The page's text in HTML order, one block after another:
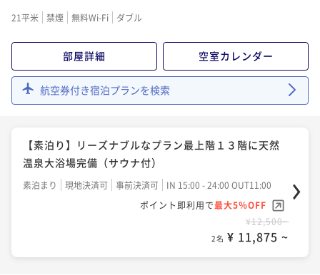
21平米 禁煙 無料Wi-Fi ダブル
部屋詳細 空室カレンダー
航空券付き宿泊プランを検索
【素泊り】リーズナブルなプラン最上階１３階に天然
温泉大浴場完備（サウナ付）
素泊まり 現地決済可 事前決済可
IN 15:00 - 24:00 OUT11:00
ポイント即利用で最大5％OFF
¥12,500~
2名 ¥ 11,875 ~